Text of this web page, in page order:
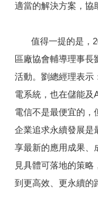
適當的解決方案，協
值得一提的是，
區廠協會輔導理事長
活動。劉總經理表示
電系統，也在儲能及
電信不是最便宜的，
企業追求永續發展是
享最新的應用成果、
見具體可落地的策
到更高效、更永續的